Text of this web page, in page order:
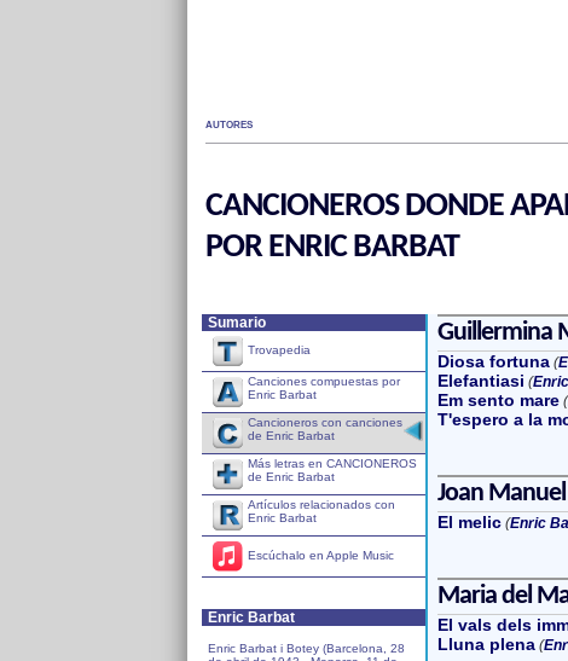
AUTORES
CANCIONEROS DONDE
POR ENRIC BARBAT
Sumario
Trovapedia
Canciones compuestas por
Enric Barbat
Cancioneros con canciones
de Enric Barbat
Más letras en CANCIONEROS
de Enric Barbat
Artículos relacionados con
Enric Barbat
Escúchalo en Apple Music
Enric Barbat
Enric Barbat i Botey (Barcelona, 28
Guillermina
Diosa fortuna (
Elefantiasi (
Em sento mare (
T'espero a la
Joan
El melic (Enric
Maria del
El vals dels
Lluna plena (